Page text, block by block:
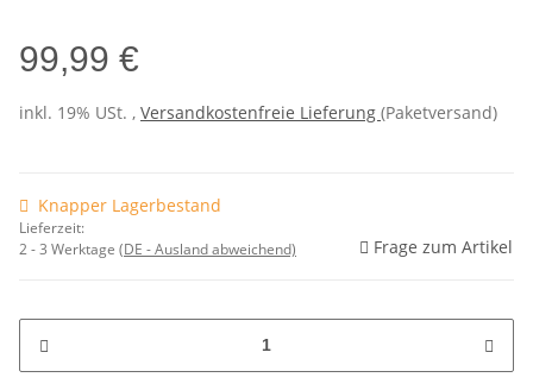
99,99 €
inkl. 19% USt. , Versandkostenfreie Lieferung (Paketversand)
Knapper Lagerbestand
Lieferzeit:
2 - 3 Werktage (DE - Ausland abweichend) Frage zum Artikel